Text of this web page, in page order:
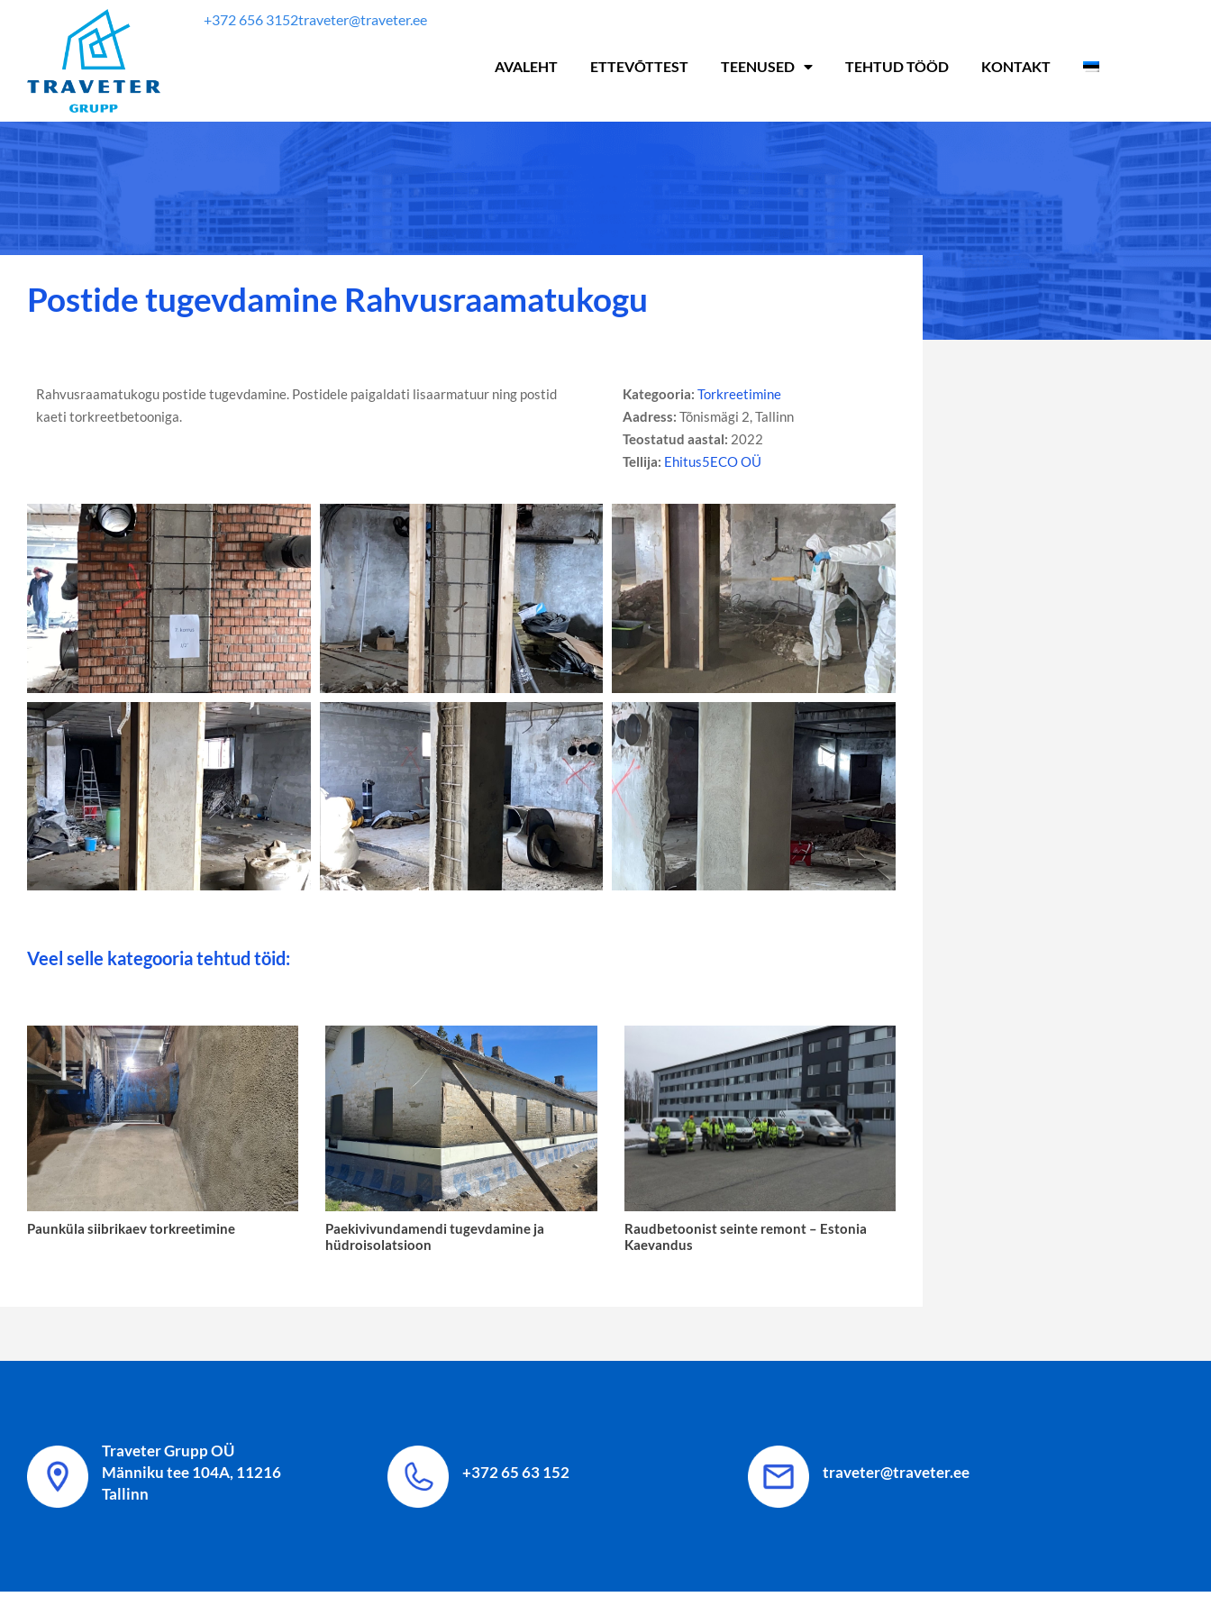
+372 656 3152traveter@traveter.ee
AVALEHT ETTEVÕTTEST TEENUSED TEHTUD TÖÖD KONTAKT
Postide tugevdamine Rahvusraamatukogu
Rahvusraamatukogu postide tugevdamine. Postidele paigaldati lisaarmatuur ning postid
kaeti torkreetbetooniga.
Kategooria: Torkreetimine
Aadress: Tõnismägi 2, Tallinn
Teostatud aastal: 2022
Tellija: Ehitus5ECO OÜ
Veel selle kategooria tehtud töid:
Paunküla siibrikaev torkreetimine
Paekivivundamendi tugevdamine ja
hüdroisolatsioon
Raudbetoonist seinte remont – Estonia
Kaevandus
Traveter Grupp OÜ
Männiku tee 104A, 11216
Tallinn
+372 65 63 152 traveter@traveter.ee